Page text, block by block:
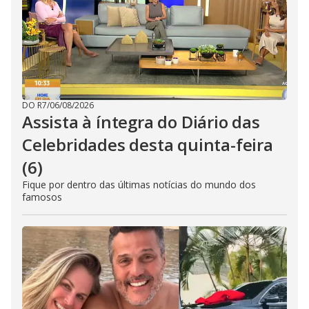
DO R7/06/08/2026
Assista à íntegra do Diário das
Celebridades desta quinta-feira
(6)
Fique por dentro das últimas notícias do mundo dos
famosos